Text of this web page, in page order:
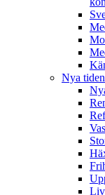
Nya tiden